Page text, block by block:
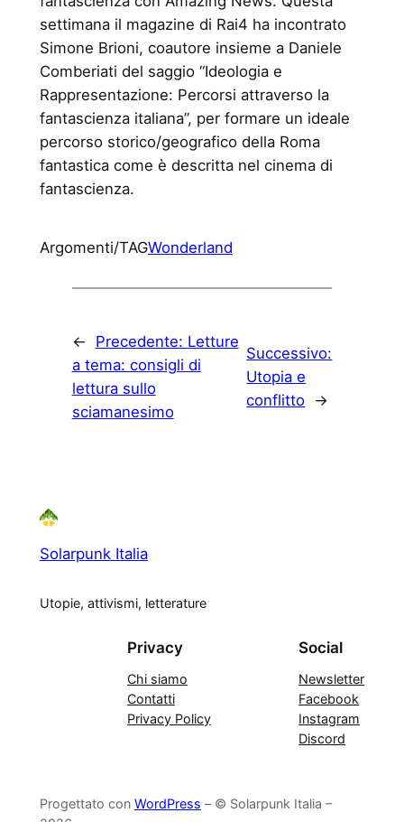
settimana il magazine di Rai4 ha incontrato
Simone Brioni, coautore insieme a Daniele
Comberiati del saggio “Ideologia e
Rappresentazione: Percorsi attraverso la
fantascienza italiana”, per formare un ideale
percorso storico/geografico della Roma
fantastica come è descritta nel cinema di
fantascienza.
Argomenti/TAGWonderland
← Precedente: Letture
a tema: consigli di
lettura sullo
sciamanesimo
Successivo:
Utopia e
conflitto →
Solarpunk Italia
Utopie, attivismi, letterature
Privacy
Chi siamo
Contatti
Privacy Policy
Social
Newsletter
Facebook
Instagram
Discord
Progettato con WordPress – © Solarpunk Italia –